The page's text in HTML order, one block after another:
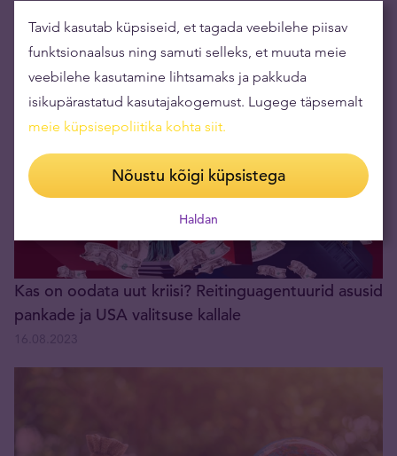
Kas lääneriike tabab sama saatus?
06.03.2024
Kas on oodata uut kriisi? Reitinguagentuurid asusid
pankade ja USA valitsuse kallale
Tavid kasutab küpsiseid, et tagada veebilehe piisav
funktsionaalsus ning samuti selleks, et muuta meie
veebilehe kasutamine lihtsamaks ja pakkuda
isikupärastatud kasutajakogemust. Lugege täpsemalt
meie küpsisepoliitika kohta siit.
Nõustu kõigi küpsistega
Haldan